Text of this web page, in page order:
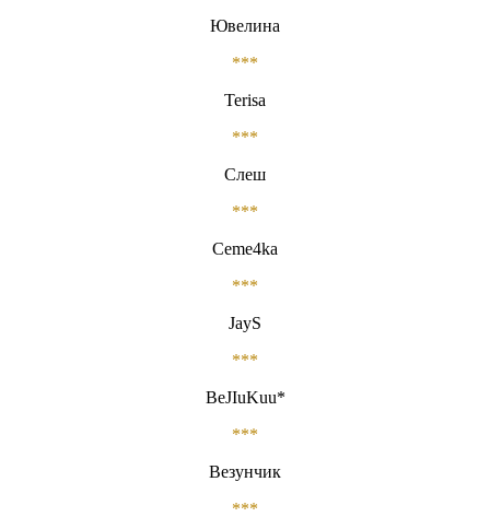
Ювелина
***
Terisa
***
Слеш
***
Ceme4ka
***
JayS
***
BeJIuKuu*
***
Везунчик
***